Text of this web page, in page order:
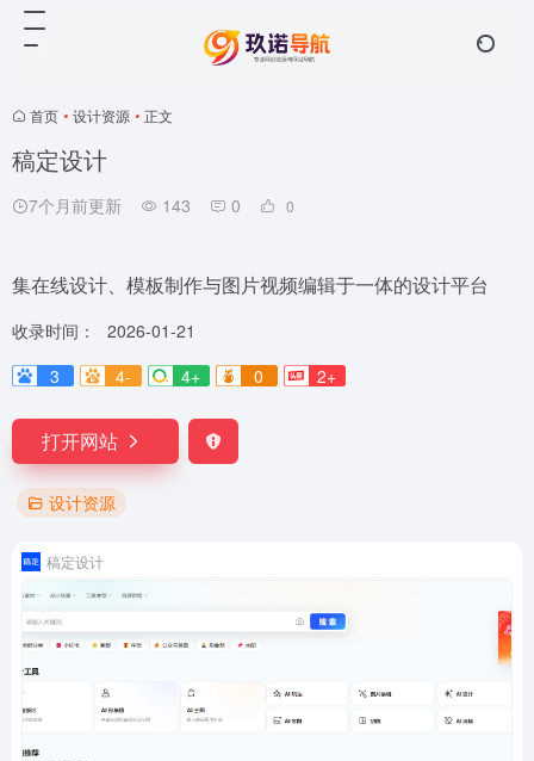
首页 • 设计资源 • 正文
稿定设计
7个月前更新 143 0 0
集在线设计、模板制作与图片视频编辑于一体的设计平台
收录时间：
2026-01-21
3
4- 4+ 0 2+
打开网站
设计资源
稿定设计